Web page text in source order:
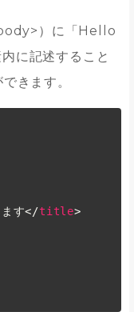
）に「Hello
に記述すること
きます。
す</title>